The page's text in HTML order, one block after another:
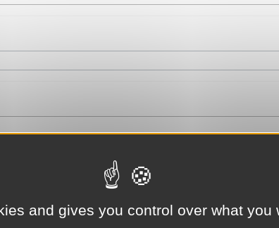
and gives you control over what you